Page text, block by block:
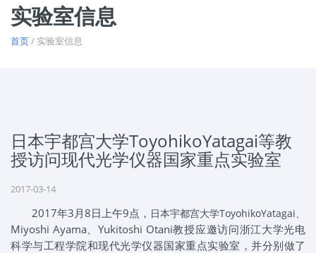
实验室信息
首页/ 实验室信息
日本宇都宫大学ToyohikoYatagai等教
授访问现代光学仪器国家重点实验室
2017-03-14
2017年3月8日上午9点， 日本宇都宫大学ToyohikoYatagai、
Miyoshi Ayama、Yukitoshi Otani教授应邀访问浙江大学光电
科学与工程学院和现代光学仪器国家重点实验室，并分别做了